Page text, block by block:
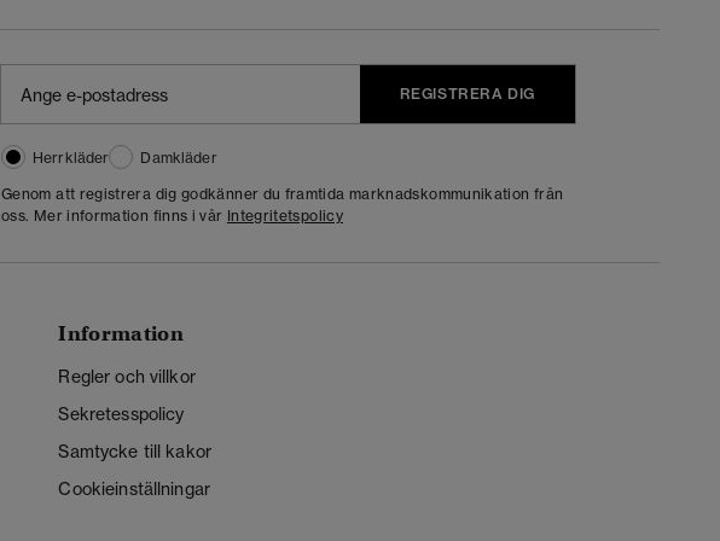
REGISTRERA DIG
Herrkläder
Damkläder
Genom att registrera dig godkänner du framtida marknadskommunikation från
oss. Mer information finns i vår Integritetspolicy
Information
Regler och villkor
Sekretesspolicy
Samtycke till kakor
Cookieinställningar